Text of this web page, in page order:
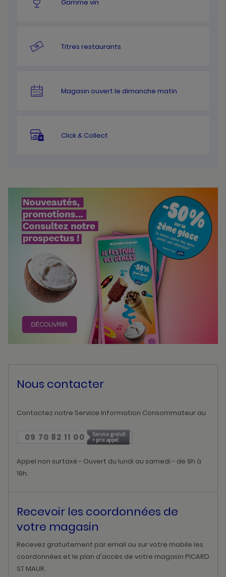
Gamme vin
Titres restaurants
Magasin ouvert le dimanche matin
Click & Collect
Nous contacter
Contactez notre Service Information Consommateur au
09 70 82 11 00
Appel non surtaxé - Ouvert du lundi au samedi - de 9h à
19h.
Recevoir les coordonnées de
votre magasin
Recevez gratuitement par email ou sur votre mobile les
coordonnées et le plan d'accès de votre magasin PICARD
ST MAUR.